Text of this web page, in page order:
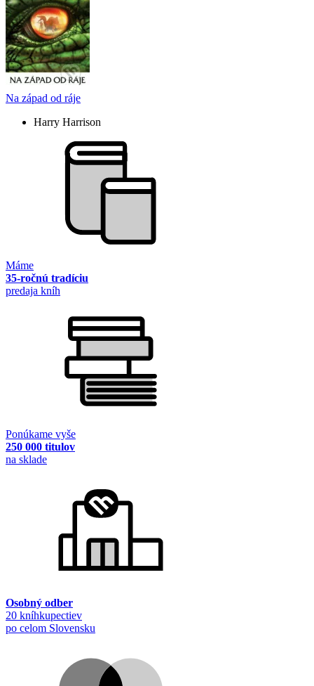
Na západ od ráje
Harry Harrison
Máme
35-ročnú tradíciu
predaja kníh
Ponúkame vyše
250 000 titulov
na sklade
Osobný odber
20 kníhkupectiev
po celom Slovensku